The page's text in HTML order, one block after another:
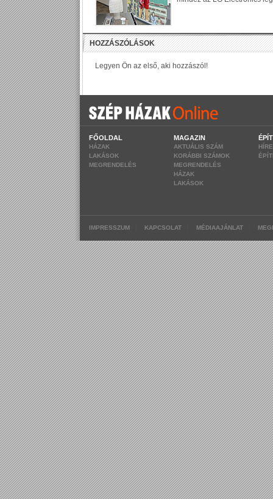
FŐOLDAL
HÁZAK
LAKÁSOK
MEGRENDELÉS
MAGAZIN
AKTUÁLIS SZÁM
KORÁBBI SZÁMOK
MEGRENDELÉS
HÁZAK
LAKÁSOK
IMPRESSZUM KAPCSOLAT MÉDIAAJÁNLAT